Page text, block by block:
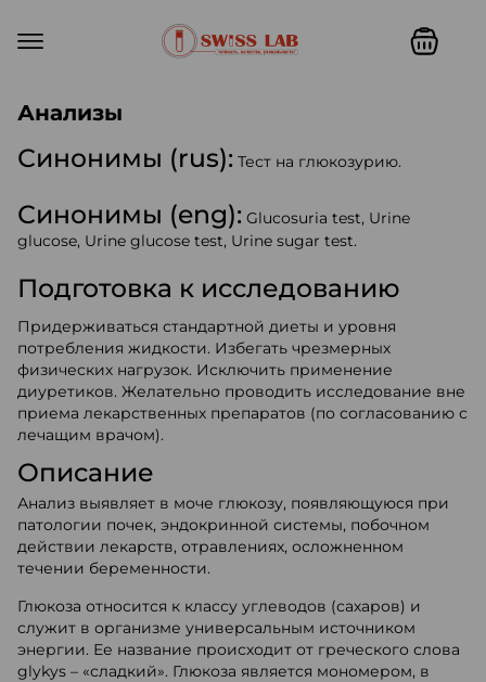
Анализы
Синонимы (rus): Тест на глюкозурию.
Синонимы (eng): Glucosuria test, Urine
glucose, Urine glucose test, Urine sugar test.
Подготовка к исследованию
Придерживаться стандартной диеты и уровня
потребления жидкости. Избегать чрезмерных
физических нагрузок. Исключить применение
диуретиков. Желательно проводить исследование вне
приема лекарственных препаратов (по согласованию с
лечащим врачом).
Описание
Анализ выявляет в моче глюкозу, появляющуюся при
патологии почек, эндокринной системы, побочном
действии лекарств, отравлениях, осложненном
течении беременности.
Глюкоза относится к классу углеводов (сахаров) и
служит в организме универсальным источником
энергии. Ее название происходит от греческого слова
glykys – «сладкий». Глюкоза является мономером, в